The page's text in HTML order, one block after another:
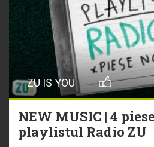
ZU IS YOU
NEW MUSIC | 4
playlistul Radio ZU